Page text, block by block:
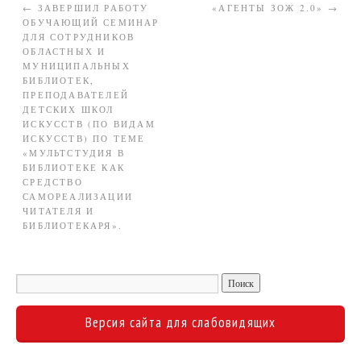
← ЗАВЕРШИЛ РАБОТУ
ОБУЧАЮЩИЙ СЕМИНАР
ДЛЯ СОТРУДНИКОВ
ОБЛАСТНЫХ И
МУНИЦИПАЛЬНЫХ
БИБЛИОТЕК,
ПРЕПОДАВАТЕЛЕЙ
ДЕТСКИХ ШКОЛ
ИСКУССТВ (ПО ВИДАМ
ИСКУССТВ) ПО ТЕМЕ
«МУЛЬТСТУДИЯ В
БИБЛИОТЕКЕ КАК
СРЕДСТВО
САМОРЕАЛИЗАЦИИ
ЧИТАТЕЛЯ И
БИБЛИОТЕКАРЯ».
«АГЕНТЫ ЗОЖ 2.0» →
Версия сайта для слабовидящих